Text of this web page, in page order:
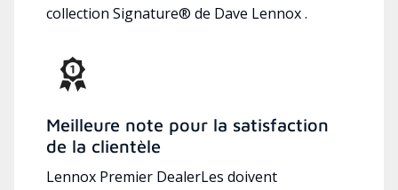
collection Signature® de Dave Lennox .
Meilleure note pour la satisfaction
de la clientèle
Lennox Premier DealerLes doivent